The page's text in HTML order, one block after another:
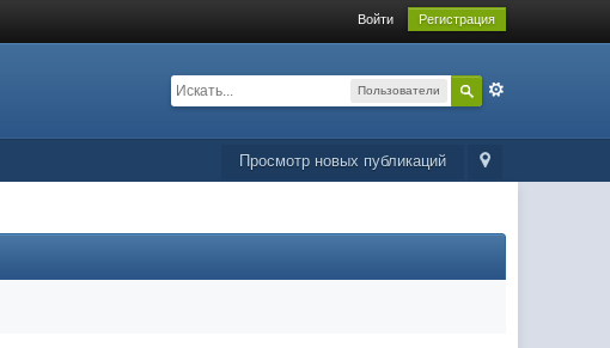
Войти Регистрация
Пользователи
Просмотр новых публикаций